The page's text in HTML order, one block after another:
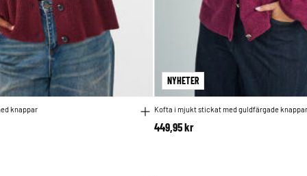
knappar
NYHETER
Kofta i mjukt stickat med guldfärgade knappar
449,95 kr